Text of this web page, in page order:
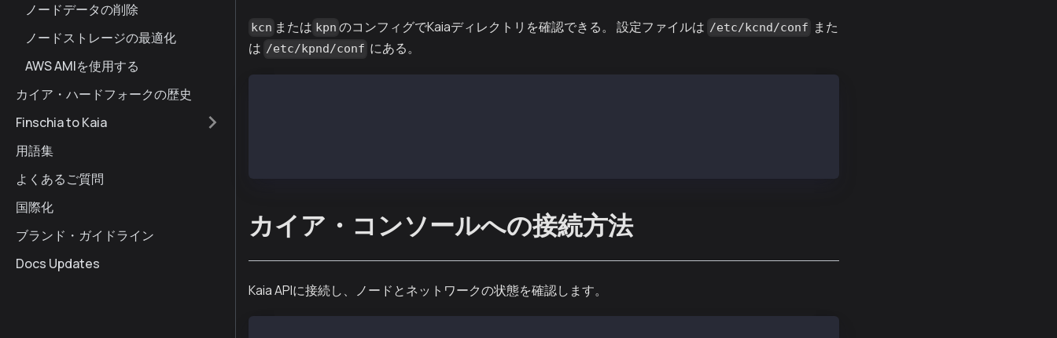
ノードデータの削除
ノードストレージの最適化
AWS AMIを使用する
カイア・ハードフォークの歴史
Finschia to Kaia
用語集
よくあるご質問
国際化
ブランド・ガイドライン
Docs Updates
kcn または kpn のコンフィグでKaiaディレクトリを確認できる。 設定ファイルは /etc/kcnd/conf また
は /etc/kpnd/conf にある。
カイア・コンソールへの接続方法
Kaia APIに接続し、ノードとネットワークの状態を確認します。